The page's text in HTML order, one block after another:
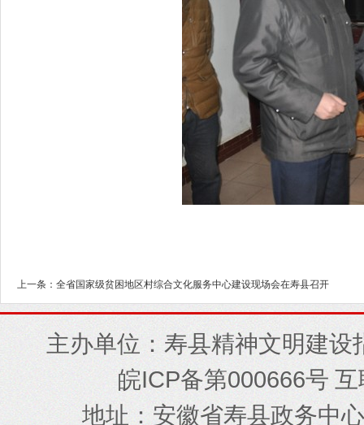
上一条：全省国家级贫困地区村综合文化服务中心建设现场会在寿县召开
主办单位：寿县精神文明建
皖ICP备第000666号
地址 ： 安徽省寿县政务中心